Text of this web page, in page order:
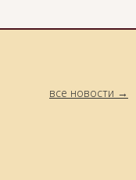
все новости